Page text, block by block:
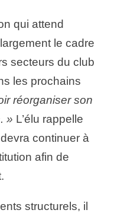
qui attend
le cadre
secteurs du club
les prochains
réorganiser son
» L’élu rappelle
continuer à
afin de
structurels, il